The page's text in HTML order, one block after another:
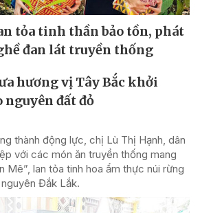
tỏa tinh thần bảo tồn, phát
đan lát truyền thống
hương vị Tây Bắc khởi
đất đỏ
thành động lực, chị Lù Thị Hạnh, dân
với các món ăn truyền thống mang
Mê”, lan tỏa tinh hoa ẩm thực núi rừng
Đắk Lắk.